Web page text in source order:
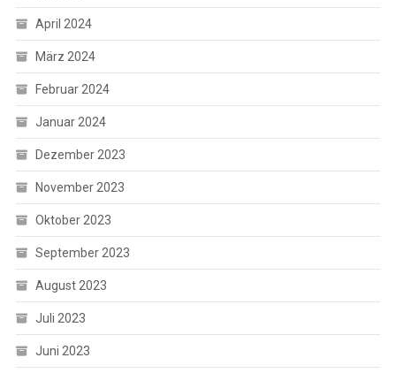
April 2024
März 2024
Februar 2024
Januar 2024
Dezember 2023
November 2023
Oktober 2023
September 2023
August 2023
Juli 2023
Juni 2023